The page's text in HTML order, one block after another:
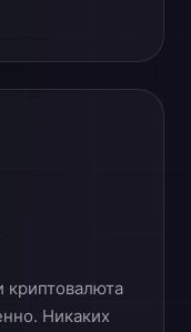
криптовалюта
Никаких